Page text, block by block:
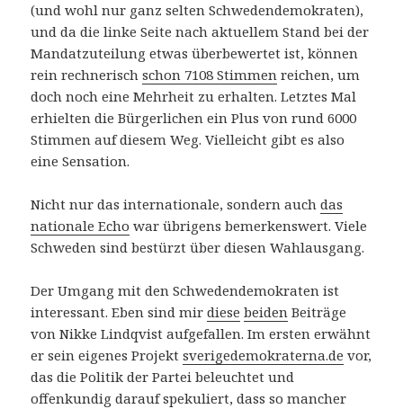
(und wohl nur ganz selten Schwedendemokraten),
und da die linke Seite nach aktuellem Stand bei der
Mandatzuteilung etwas überbewertet ist, können
rein rechnerischschon 7108 Stimmen reichen, um
doch noch eine Mehrheit zu erhalten. Letztes Mal
erhielten die Bürgerlichen ein Plus von rund 6000
Stimmen auf diesem Weg. Vielleicht gibt es also
eine Sensation.
Nicht nur das internationale, sondern auchdas
nationale Echo war übrigens bemerkenswert. Viele
Schweden sind bestürzt über diesen Wahlausgang.
Der Umgang mit den Schwedendemokraten ist
interessant. Eben sind mirdiese beiden Beiträge
von Nikke Lindqvist aufgefallen. Im ersten erwähnt
er sein eigenes Projektsverigedemokraterna.de vor,
das die Politik der Partei beleuchtet und
offenkundig darauf spekuliert, dass so mancher